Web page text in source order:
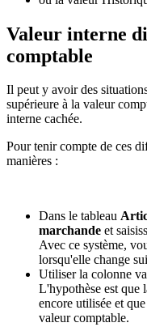
Valeur interne
comptable
Il peut y avoir des
supérieure à la valeur
interne cachée.
Pour tenir compte de ces
manières :
Dans le tableau
marchande et
Avec ce système,
lorsqu'elle change
Utiliser la colonne
L'hypothèse est que
encore utilisée et
valeur comptable.